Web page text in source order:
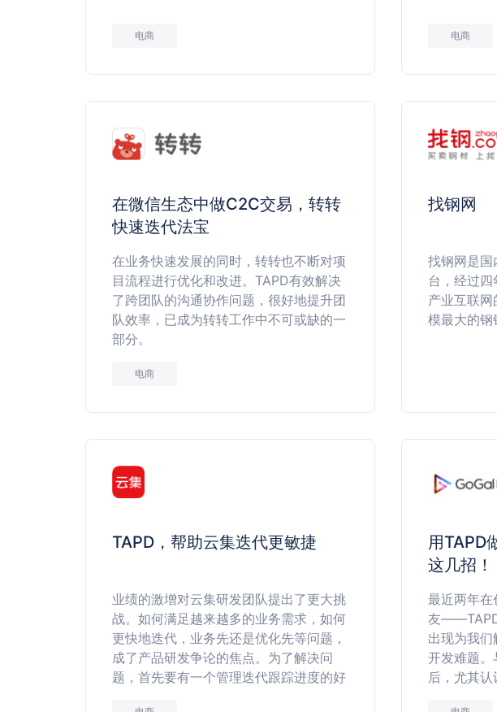
电商 电商
在微信生态中做C2C交易，转转
快速迭代法宝
在业务快速发展的同时，转转也不断对项
目流程进行优化和改进。TAPD有效解决
了跨团队的沟通协作问题，很好地提升团
队效率，已成为转转工作中不可或缺的一
部分。
电商
找钢网
找钢网是国
台，经过
产业互联
模最大的钢
TAPD，帮助云集迭代更敏捷
业绩的激增对云集研发团队提出了更大挑
战。如何满足越来越多的业务需求，如何
更快地迭代，业务先还是优化先等问题，
成了产品研发争论的焦点。为了解决问
题，首先要有一个管理迭代跟踪进度的好
用TAPD
这几招！
最近两年在
友——TAPD
出现为我
开发难题。
后，尤其认